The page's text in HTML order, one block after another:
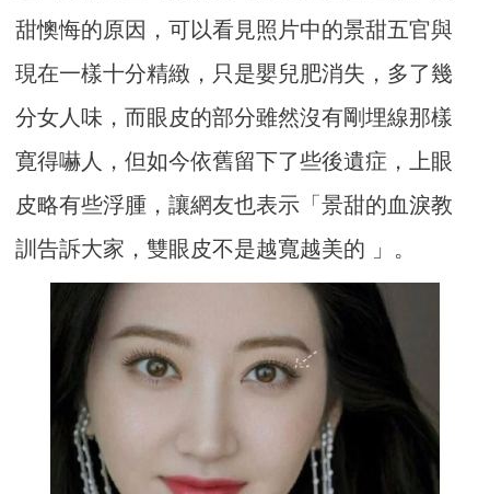
甜懊悔的原因，可以看見照片中的景甜五官與
現在一樣十分精緻，只是嬰兒肥消失，多了幾
分女人味，而眼皮的部分雖然沒有剛埋線那樣
寛得嚇人，但如今依舊留下了些後遺症，上眼
皮略有些浮腫，讓網友也表示「景甜的血淚教
訓告訴大家，雙眼皮不是越寬越美的 ​」。